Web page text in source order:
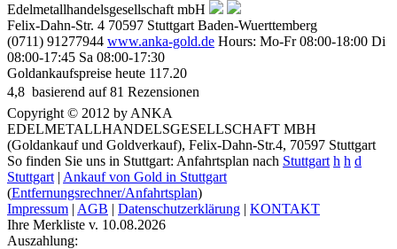
Edelmetallhandelsgesellschaft mbH
Felix-Dahn-Str. 4 70597 Stuttgart Baden-Wuerttemberg
(0711) 91277944 www.anka-gold.de Hours: Mo-Fr 08:00-18:00 Di
08:00-17:45 Sa 08:00-17:30
Goldankaufspreise heute 117.20
4,8  basierend auf81 Rezensionen
Copyright © 2012 by ANKA
EDELMETALLHANDELSGESELLSCHAFT MBH
(Goldankauf und Goldverkauf), Felix-Dahn-Str.4, 70597 Stuttgart
So finden Sie uns in Stuttgart: Anfahrtsplan nach Stuttgart h h d
Stuttgart | Ankauf von Gold in Stuttgart
(Entfernungsrechner/Anfahrtsplan)
Impressum | AGB | Datenschutzerklärung | KONTAKT
Ihre Merkliste v. 10.08.2026
Auszahlung: